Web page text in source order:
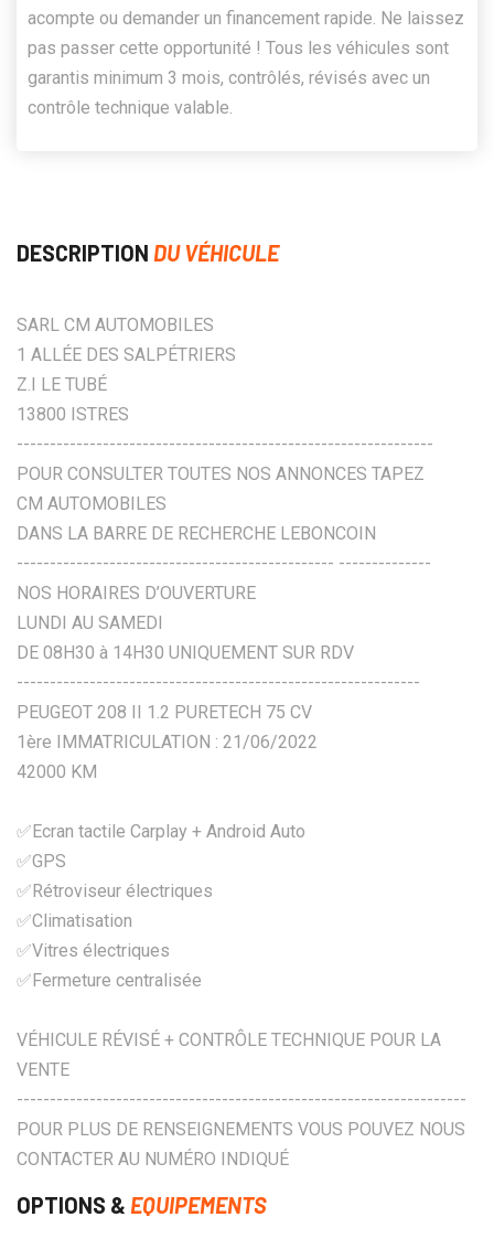
acompte ou demander un financement rapide. Ne laissez
pas passer cette opportunité ! Tous les véhicules sont
garantis minimum 3 mois, contrôlés, révisés avec un
contrôle technique valable.
DESCRIPTION DU VÉHICULE
SARL CM AUTOMOBILES
1 ALLÉE DES SALPÉTRIERS
Z.I LE TUBÉ
13800 ISTRES
---------------------------------------------------------------
POUR CONSULTER TOUTES NOS ANNONCES TAPEZ
CM AUTOMOBILES
DANS LA BARRE DE RECHERCHE LEBONCOIN
------------------------------------------------ --------------
NOS HORAIRES D’OUVERTURE
LUNDI AU SAMEDI
DE 08H30 à 14H30 UNIQUEMENT SUR RDV
-------------------------------------------------------------
PEUGEOT 208 II 1.2 PURETECH 75 CV
1ère IMMATRICULATION : 21/06/2022
42000 KM
✅Ecran tactile Carplay + Android Auto
✅GPS
✅Rétroviseur électriques
✅Climatisation
✅Vitres électriques
✅Fermeture centralisée
VÉHICULE RÉVISÉ + CONTRÔLE TECHNIQUE POUR LA
VENTE
--------------------------------------------------------------------
POUR PLUS DE RENSEIGNEMENTS VOUS POUVEZ NOUS
CONTACTER AU NUMÉRO INDIQUÉ
OPTIONS & EQUIPEMENTS